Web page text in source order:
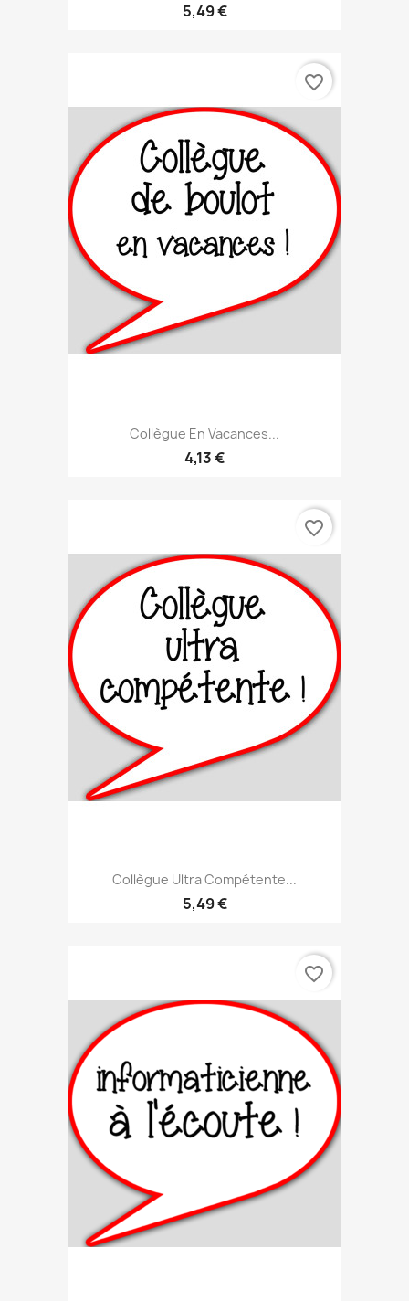
5,49 €
Collègue En Vacances...
4,13 €
favorite_border
Collègue Ultra Compétente...
5,49 €
favorite_border
favorite_border